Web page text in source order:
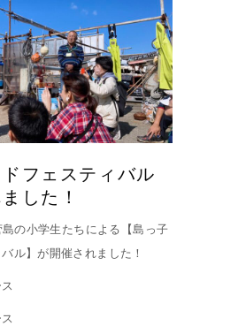
フェスティバル
した！
の小学生たちによる【島っ子
ル】が開催されました！